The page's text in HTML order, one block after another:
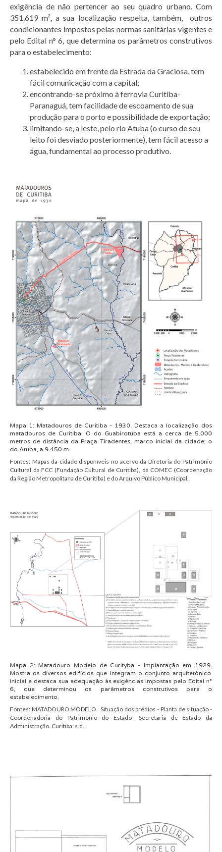
exigência de não pertencer ao seu quadro urbano. Com
351.619 m², a sua localização respeita, também, outros
condicionantes impostos pelas normas sanitárias vigentes e
pelo Edital n° 6, que determina os parâmetros construtivos
para o estabelecimento:
estabelecido em frente da Estrada da Graciosa, tem
fácil comunicação com a capital;
encontrando-se próximo à ferrovia Curitiba-
Paranaguá, tem facilidade de escoamento de sua
produção para o porto e possibilidade de exportação;
limitando-se, a leste, pelo rio Atuba (o curso de seu
leito foi desviado posteriormente), tem fácil acesso a
água, fundamental ao processo produtivo.
Mapa 1: Matadouros de Curitiba - 1930. Destaca a localização dos
matadouros de Curitiba. O do Guabirotuba está a cerca de 5.000
metros de distância da Praça Tiradentes, marco inicial da cidade; o
do Atuba, a 9.450 m.
Fontes: Mapas da cidade disponíveis no acervo da Diretoria do Patrimônio
Cultural da FCC (Fundação Cultural de Curitiba), da COMEC (Coordenação
da Região Metropolitana de Curitiba) e do Arquivo Público Municipal.
Mapa 2: Matadouro Modelo de Curityba - implantação em 1929.
Mostra os diversos edifícios que integram o conjunto arquitetônico
inicial e destaca sua adequação às exigências impostas pelo Edital n°
6, que determinou os parâmetros construtivos para o
estabelecimento.
Fontes: MATADOURO MODELO. Situação dos prédios - Planta de situação -
Coordenadoria do Patrimônio do Estado- Secretaria de Estado da
Administração. Curitiba: s.d.